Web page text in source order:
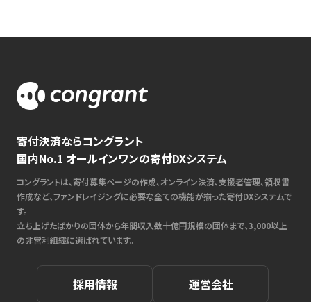
寄付決済ならコングラント
国内No.1 オールインワンの寄付DXシステム
コングラントは、寄付募集ページの作成、オンライン決済、支援者管理、領収書
作成など、ファンドレイジングに必要な全ての機能が揃った寄付DXシステムで
す。
立ち上げたばかりの団体から年間収入数十億円規模の団体まで、3,000以上
の非営利組織に選ばれています。
採用情報 運営会社